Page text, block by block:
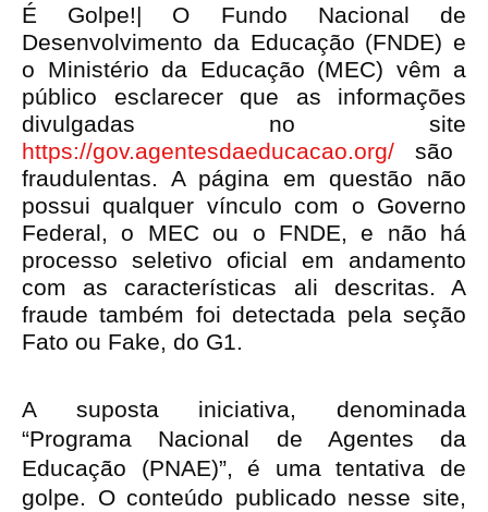
É Golpe!| O Fundo Nacional de
Desenvolvimento da Educação (FNDE) e
o Ministério da Educação (MEC) vêm a
público esclarecer que as informações
divulgadas no site
https://gov.agentesdaeducacao.org/ são
fraudulentas. A página em questão não
possui qualquer vínculo com o Governo
Federal, o MEC ou o FNDE, e não há
processo seletivo oficial em andamento
com as características ali descritas. A
fraude também foi detectada pela seção
Fato ou Fake, do G1.
A suposta iniciativa, denominada
“Programa Nacional de Agentes da
Educação (PNAE)”, é uma tentativa de
golpe. O conteúdo publicado nesse site,